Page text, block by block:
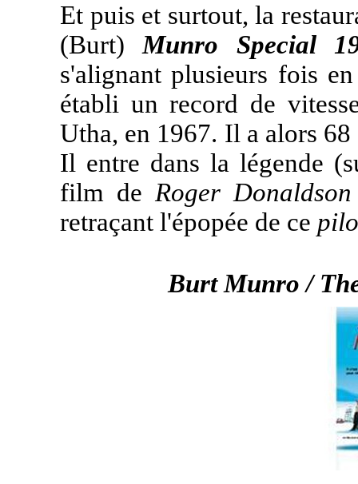
Et puis et surtout, la
(Burt)Munro Special
s'alignant plusieurs fois
établi un record de
Utha, en 1967. Il a alors 68
Il entre dans la légende
film de Roger Donaldson
retraçant l'épopée de ce
Burt Munro /